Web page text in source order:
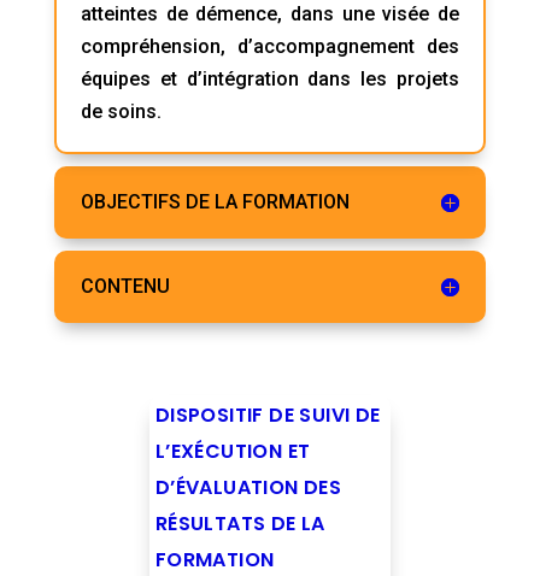
atteintes de démence, dans une visée de
compréhension, d’accompagnement des
équipes et d’intégration dans les projets
de soins.
OBJECTIFS DE LA FORMATION
CONTENU
DISPOSITIF DE SUIVI DE
L’EXÉCUTION ET
D’ÉVALUATION DES
RÉSULTATS DE LA
FORMATION